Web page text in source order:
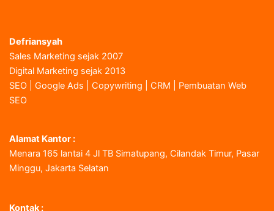
Defriansyah
Sales Marketing sejak 2007
Digital Marketing sejak 2013
SEO | Google Ads | Copywriting | CRM | Pembuatan Web
SEO
Alamat Kantor :
Menara 165 lantai 4 Jl TB Simatupang, Cilandak Timur, Pasar
Minggu, Jakarta Selatan
Kontak :